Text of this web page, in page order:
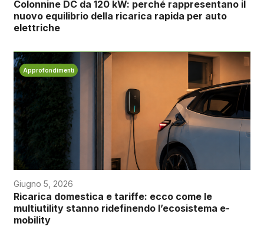
Colonnine DC da 120 kW: perché rappresentano il
nuovo equilibrio della ricarica rapida per auto
elettriche
Approfondimenti
Giugno 5, 2026
Ricarica domestica e tariffe: ecco come le
multiutility stanno ridefinendo l’ecosistema e-
mobility